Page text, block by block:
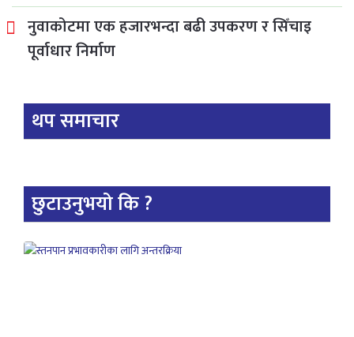
नुवाकोटमा एक हजारभन्दा बढी उपकरण र सिँचाइ
पूर्वाधार निर्माण
थप समाचार
छुटाउनुभयो कि ?